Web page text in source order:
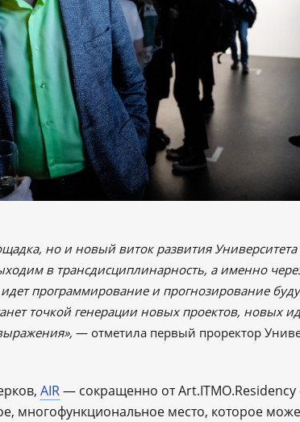
но и новый виток развития
в трансдисциплинарность, а именно
программирование и прогнозирование
точкой генерации новых проектов, новых
— отметила первый проректор
AIR— сокращенно от
многофункциональное место, которое